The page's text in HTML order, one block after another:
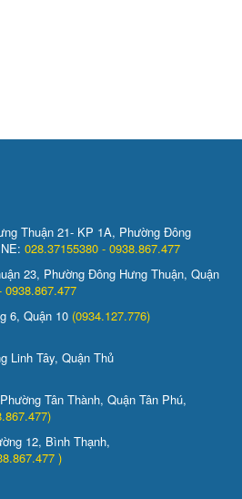
Thuận 21- KP 1A, Phường Đông
028.37155380 - 0938.867.477
23, Phường Đông Hưng Thuận, Quận
0938.867.477
6, Quận 10 (0934.127.776)
Linh Tây, Quận Thủ
Tân Thành, Quận Tân Phú,
12, Bình Thạnh,
)